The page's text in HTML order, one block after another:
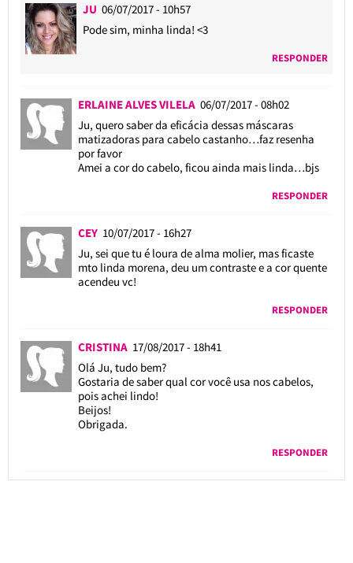
JU 06/07/2017 - 10h57
Pode sim, minha linda! <3
RESPONDER
ERLAINE ALVES VILELA 06/07/2017 - 08h02
Ju, quero saber da eficácia dessas máscaras
matizadoras para cabelo castanho…faz resenha
por favor
Amei a cor do cabelo, ficou ainda mais linda…bjs
RESPONDER
CEY 10/07/2017 - 16h27
Ju, sei que tu é loura de alma molier, mas ficaste
mto linda morena, deu um contraste e a cor quente
acendeu vc!
RESPONDER
CRISTINA 17/08/2017 - 18h41
Olá Ju, tudo bem?
Gostaria de saber qual cor você usa nos cabelos,
pois achei lindo!
Beijos!
Obrigada.
RESPONDER